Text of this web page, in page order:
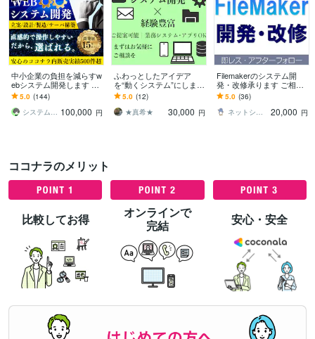
中小企業の負担を減らすw
ebシステム開発します 業
務を効率化するシステム
の開発から保守まで一貫
対応！
5.0 (144)
システムエンジニアCLOVER 100,000 円
ふわっとしたアイデア
を“動くシステム”にします
【相見積り可】【即日返
信】【安心保証あり】
5.0 (12)
★真希★
30,000 円
Filemakerのシステム開
発・改修承ります ご相談
は無料です！些細なこと
でもまずはお気軽にご連
絡下さい。
5.0 (36)
ネットショップエンジニア
20,000 円
ココナラのメリット
比較してお得
オンラインで
完結
安心・安全